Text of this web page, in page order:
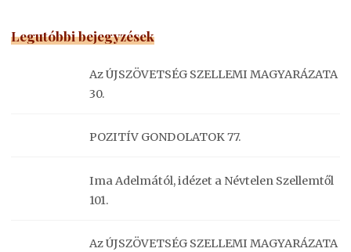
Legutóbbi bejegyzések
Az ÚJSZÖVETSÉG SZELLEMI MAGYARÁZATA
30.
POZITÍV GONDOLATOK 77.
Ima Adelmától, idézet a Névtelen Szellemtől
101.
Az ÚJSZÖVETSÉG SZELLEMI MAGYARÁZATA